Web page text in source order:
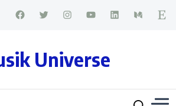
Universe